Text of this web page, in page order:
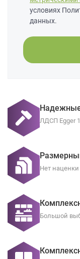
условиях
данных.
ЛДСП Egger
Нет
Большой